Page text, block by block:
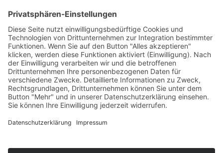
Altersvorsorge
Gerichtsurteile
Gesundheit und Beruf
Haus
KFZ
Recht
Schadenspraxis
Tiere